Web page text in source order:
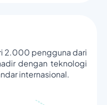
2.000 pengguna dari
dengan teknologi
internasional.